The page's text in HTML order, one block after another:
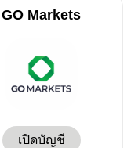
GO Markets
เปิดบัญชี